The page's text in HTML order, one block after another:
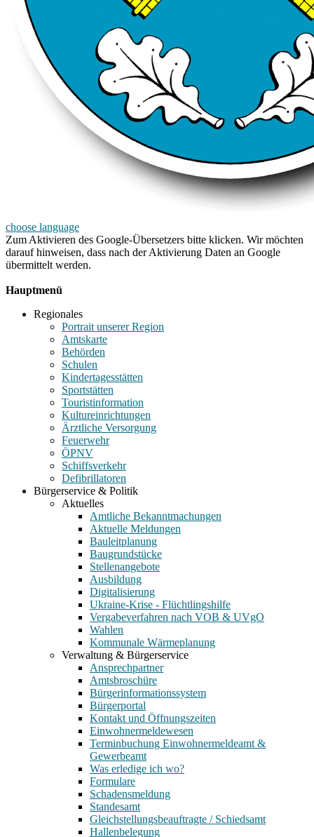
choose language
Zum Aktivieren des Google-Übersetzers bitte klicken. Wir möchten
darauf hinweisen, dass nach der Aktivierung Daten an Google
übermittelt werden.
Hauptmenü
Regionales
Portrait unserer Region
Amtskarte
Behörden
Schulen
Kindertagesstätten
Sportstätten
Touristinformation
Kultureinrichtungen
Ärztliche Versorgung
Feuerwehr
ÖPNV
Schiffsverkehr
Defibrillatoren
Bürgerservice & Politik
Aktuelles
Amtliche Bekanntmachungen
Aktuelle Meldungen
Bauleitplanung
Baugrundstücke
Stellenangebote
Ausbildung
Digitalisierung
Ukraine-Krise - Flüchtlingshilfe
Vergabeverfahren nach VOB & UVgO
Wahlen
Kommunale Wärmeplanung
Verwaltung & Bürgerservice
Ansprechpartner
Amtsbroschüre
Bürgerinformationssystem
Bürgerportal
Kontakt und Öffnungszeiten
Einwohnermeldewesen
Terminbuchung Einwohnermeldeamt &
Gewerbeamt
Was erledige ich wo?
Formulare
Schadensmeldung
Standesamt
Gleichstellungsbeauftragte / Schiedsamt
Hallenbelegung